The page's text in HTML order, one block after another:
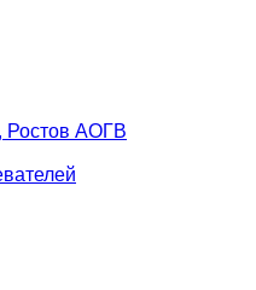
Ростов АОГВ